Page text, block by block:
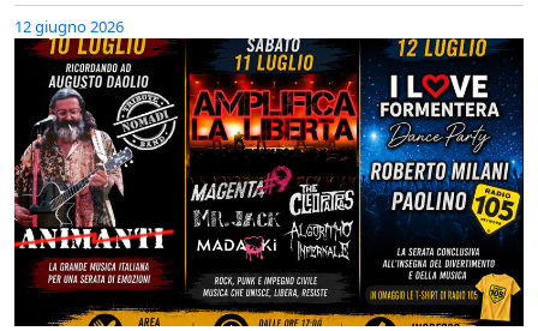
12 giugno 2026